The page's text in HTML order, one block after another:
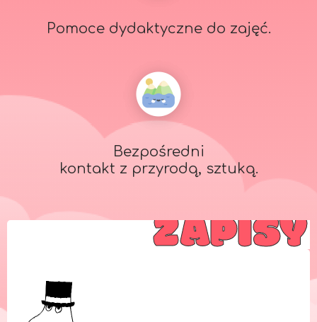
Pomoce dydaktyczne do zajęć.
Bezpośredni
kontakt z przyrodą, sztuką.
ZAPISY